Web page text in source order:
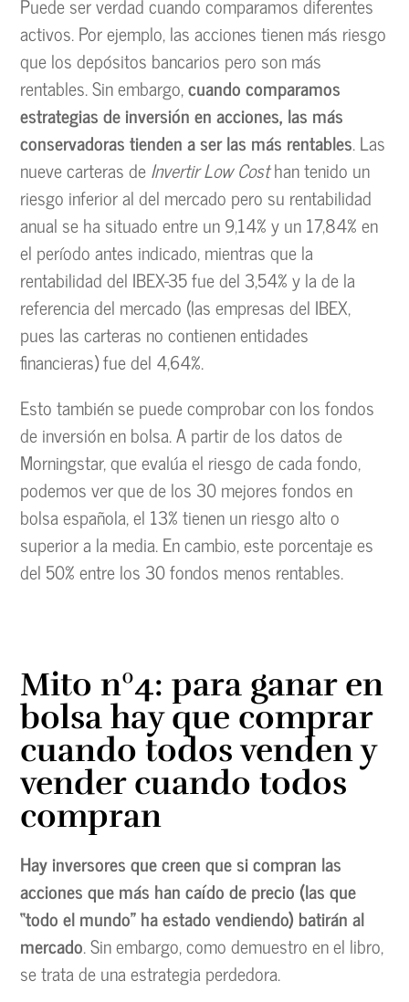
activos. Por ejemplo, las acciones tienen más riesgo
que los depósitos bancarios pero son más
rentables. Sin embargo,cuando comparamos
estrategias de inversión en acciones, las más
conservadoras tienden a ser las más rentables. Las
nueve carteras deInvertir Low Costhan tenido un
riesgo inferior al del mercado pero su rentabilidad
anual se ha situado entre un 9,14% y un 17,84% en
el período antes indicado, mientras que la
rentabilidad del IBEX-35 fue del 3,54% y la de la
referencia del mercado (las empresas del IBEX,
pues las carteras no contienen entidades
financieras) fue del 4,64%.
Esto también se puede comprobar con los fondos
de inversión en bolsa. A partir de los datos de
Morningstar, que evalúa el riesgo de cada fondo,
podemos ver que de los 30 mejores fondos en
bolsa española, el 13% tienen un riesgo alto o
superior a la media. En cambio, este porcentaje es
del 50% entre los 30 fondos menos rentables.
Mito nº4: para ganar en
bolsa hay que comprar
cuando todos venden y
vender cuando todos
compran
Hay inversores que creen que si compran las
acciones que más han caído de precio (las que
“todo el mundo” ha estado vendiendo) batirán al
mercado. Sin embargo, como demuestro en el libro,
se trata de una estrategia perdedora.